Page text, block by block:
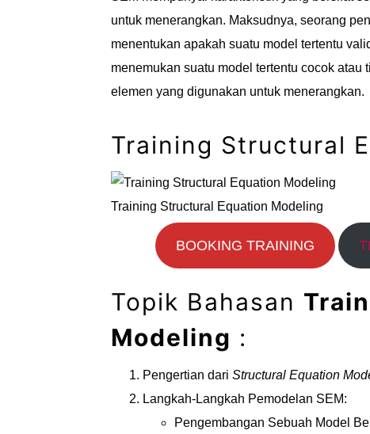
untuk menerangkan. Maksudnya, seorang
menentukan apakah suatu model tertentu
menemukan suatu model tertentu cocok
elemen yang digunakan untuk menerangkan.
Training Structural
Training Structural Equation Modeling
BOOKING TRAINING
Topik Bahasan
Modeling :
Pengertian dari Structural Equation
Langkah-Langkah Pemodelan SEM:
Pengembangan Sebuah Model